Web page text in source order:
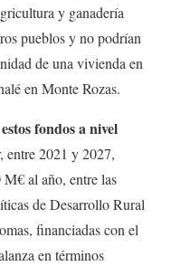
y ganadería
pueblos y no podrían
de una vivienda en
en Monte Rozas.
fondos a nivel
entre 2021 y 2027,
al año, entre las
de Desarrollo Rural
financiadas con el
en términos